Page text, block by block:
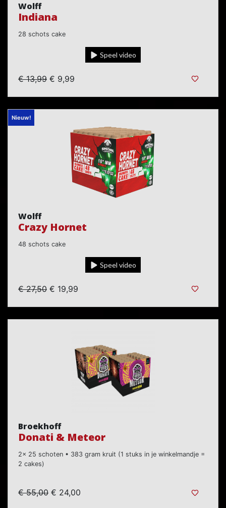
Wolff
Indiana
28 schots cake
Speel video
€ 13,99 € 9,99
Nieuw!
Wolff
Crazy Hornet
48 schots cake
Speel video
€ 27,50 € 19,99
Broekhoff
Donati & Meteor
2x 25 schoten • 383 gram kruit (1 stuks in je winkelmandje =
2 cakes)
€ 55,00 € 24,00